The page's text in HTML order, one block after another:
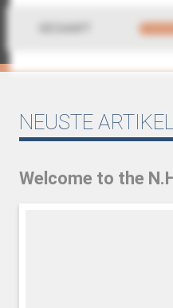
NEUSTE ARTIKEL
Welcome to the